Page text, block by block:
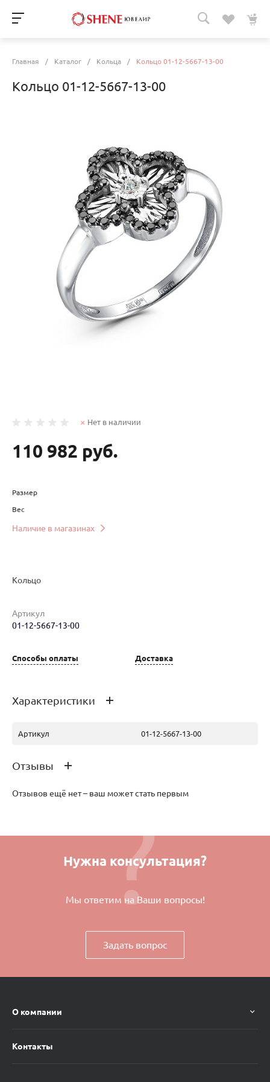
Главная / Каталог / Кольца / Кольцо 01-12-5667-13-00
Кольцо 01-12-5667-13-00
Нет в наличии
110 982 руб.
Размер
Вес
Наличие в магазинах
Кольцо (29732449)
Кольцо
Артикул
01-12-5667-13-00
Способы оплаты Доставка
Характеристики
Артикул 01-12-5667-13-00
Отзывы
Отзывов ещё нет – ваш может стать первым
Нужна консультация?
Мы ответим на Ваши вопросы!
Задать вопрос
О компании
Контакты